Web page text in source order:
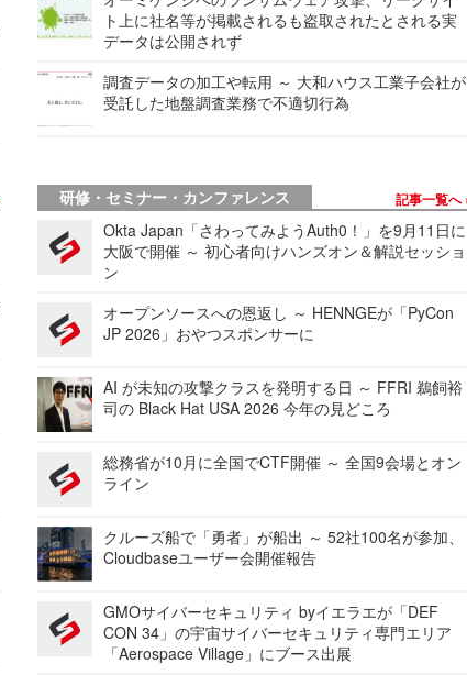
ト上に社名等が掲載されるも盗取されたとされる実
データは公開されず
調査データの加工や転用 ～ 大和ハウス工業子会社が
受託した地盤調査業務で不適切行為
研修・セミナー・カンファレンス 記事一覧へ
Okta Japan「さわってみようAuth0！」を9月11日に
大阪で開催 ～ 初心者向けハンズオン＆解説セッショ
ン
オープンソースへの恩返し ～ HENNGEが「PyCon
JP 2026」おやつスポンサーに
AI が未知の攻撃クラスを発明する日 ～ FFRI 鵜飼裕
司の Black Hat USA 2026 今年の見どころ
総務省が10月に全国でCTF開催 ～ 全国9会場とオン
ライン
クルーズ船で「勇者」が船出 ～ 52社100名が参加、
Cloudbaseユーザー会開催報告
GMOサイバーセキュリティ byイエラエが「DEF
CON 34」の宇宙サイバーセキュリティ専門エリア
「Aerospace Village」にブース出展